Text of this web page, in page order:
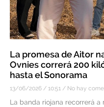
La promesa de Aitor
Ovnies correrá 200
hasta el Sonorama
13/06/2026 10:51 No hay
La banda riojana recorrerá